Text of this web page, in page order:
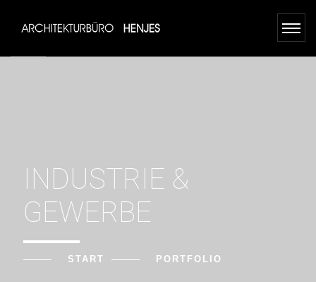
INDUSTRIE &
GEWERBE
START PORTFOLIO